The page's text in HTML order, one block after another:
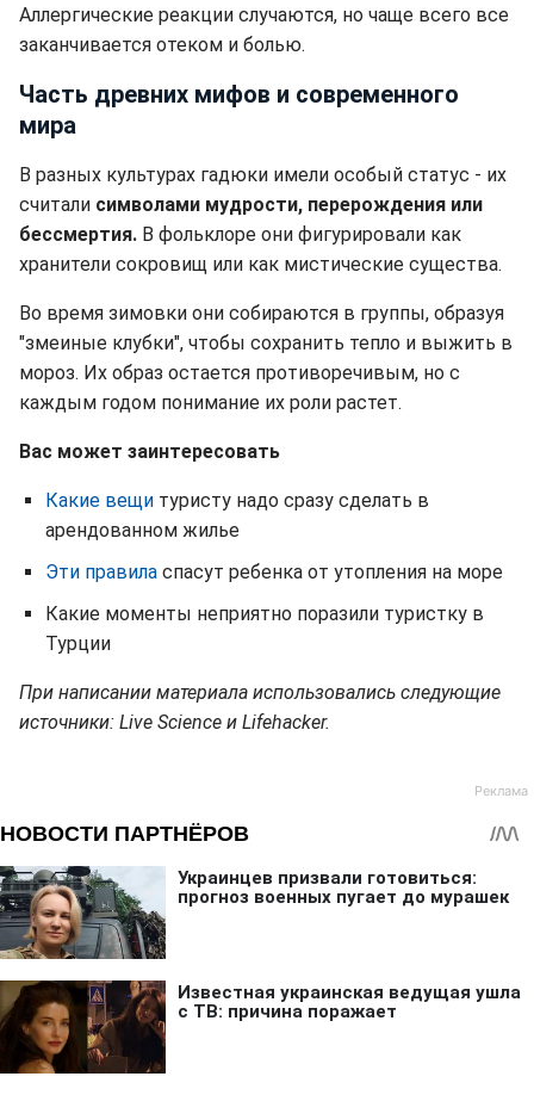
Аллергические реакции случаются, но чаще всего все
заканчивается отеком и болью.
Часть древних мифов и современного
мира
В разных культурах гадюки имели особый статус - их
считали символами мудрости, перерождения или
бессмертия. В фольклоре они фигурировали как
хранители сокровищ или как мистические существа.
Во время зимовки они собираются в группы, образуя
"змеиные клубки", чтобы сохранить тепло и выжить в
мороз. Их образ остается противоречивым, но с
каждым годом понимание их роли растет.
Вас может заинтересовать
Какие вещи туристу надо сразу сделать в
арендованном жилье
Эти правила спасут ребенка от утопления на море
Какие моменты неприятно поразили туристку в
Турции
При написании материала использовались следующие
источники: Live Science и Lifehacker.